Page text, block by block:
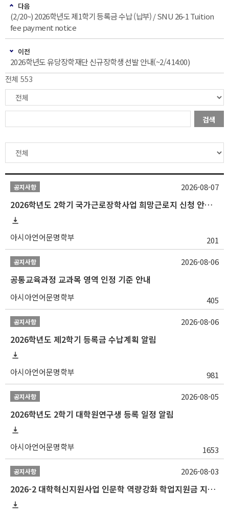
다음
(2/20~) 2026학년도 제1학기 등록금 수납 (납부) / SNU 26-1 Tuition
fee payment notice
이전
2026학년도 유당장학재단 신규장학생 선발 안내(~2/4 14:00)
전체 553
검색
공지사항
2026학년도 2학기 국가근로장학사업 희망근로지 신청 안내
아시아언어문명학부 201
2026-08-07
공지사항
공통교육과정 교과목 영역 인정 기준 안내
아시아언어문명학부 405
2026-08-06
공지사항
2026학년도 제2학기 등록금 수납계획 알림
아시아언어문명학부 981
2026-08-06
공지사항
2026학년도 2학기 대학원연구생 등록 일정 알림
아시아언어문명학부 1653
2026-08-05
공지사항
2026-2 대학혁신지원사업 인문학 역량강화 학업지원금 지원 선발 안내 (학/석/박사)
2026-08-03